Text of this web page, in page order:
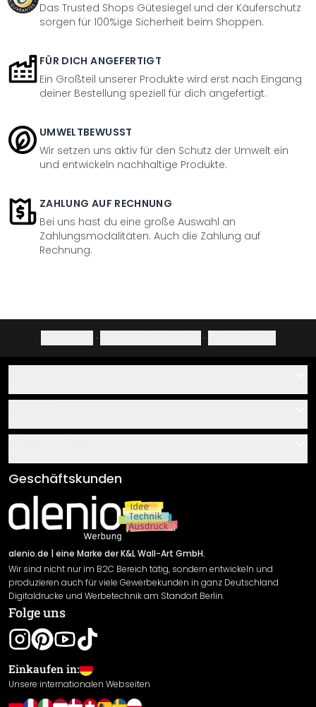
Das Trusted Shops Gütesiegel und der Käuferschutz
sorgen für 100%ige Sicherheit beim Shoppen.
FÜR DICH ANGEFERTIGT
Ein Großteil unserer Produkte wird erst nach Eingang
deiner Bestellung speziell für dich angefertigt.
UMWELTBEWUSST
Wir setzen uns aktiv für den Schutz der Umwelt ein
und entwickeln nachhaltige Produkte.
ZAHLUNG AUF RECHNUNG
Bei uns hast du eine große Auswahl an
Zahlungsmodalitäten. Auch die Zahlung auf
Rechnung.
· ·
Über uns
Klebe- und Montageanleitungen
Newsletter An-/Abmeldung
Sendungsverfolgung
AGB
Impressum
Versand & Zahlung
Rücksendung
Widerrufsrecht
Datenschutzerklärung
Gewährleistung
Leistungserklärung / CE-Zeichen
Cookie Einstellungen
Geschäftskunden
alenio.de | eine Marke der K&L Wall-Art GmbH.
Wir sind nicht nur im B2C Bereich tätig, sondern entwickeln und
produzieren auch für viele Gewerbekunden in ganz Deutschland
Digitaldrucke und Werbetechnik am Standort Berlin.
Folge uns
Einkaufen in:
Unsere internationalen Webseiten